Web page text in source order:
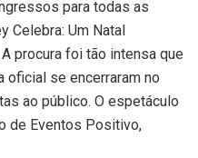
para todas as
Celebra: Um Natal
procura foi tão intensa que
oficial se encerraram no
ao público. O espetáculo
de Eventos Positivo,